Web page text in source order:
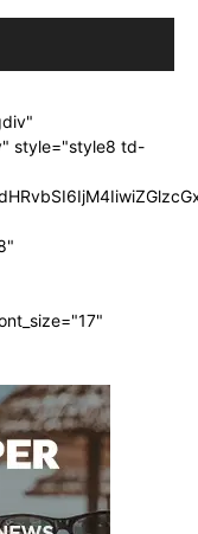
style="style8 td-